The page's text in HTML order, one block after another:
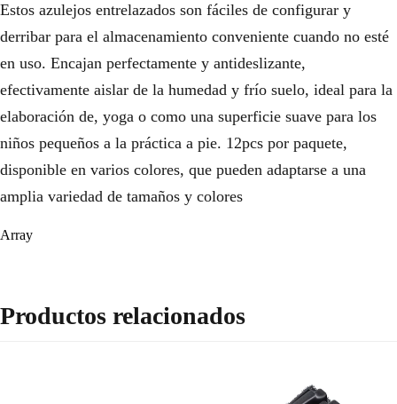
Estos azulejos entrelazados son fáciles de configurar y
derribar para el almacenamiento conveniente cuando no esté
en uso. Encajan perfectamente y antideslizante,
efectivamente aislar de la humedad y frío suelo, ideal para la
elaboración de, yoga o como una superficie suave para los
niños pequeños a la práctica a pie. 12pcs por paquete,
disponible en varios colores, que pueden adaptarse a una
amplia variedad de tamaños y colores
Array
Productos relacionados